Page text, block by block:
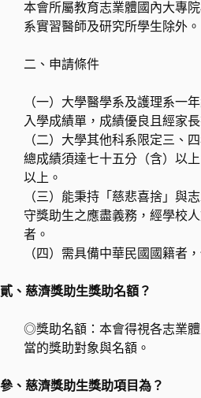
本會所屬教育志業體國內大專
系實習醫師及研究所學生除外。
二、申請條件
（一）大學醫學系及護理系一
入學成績單，成績優良且經家
（二）大學其他科系限定三、
總成績須達七十五分（含）以
以上。
（三）能秉持「慈悲喜捨」與
守獎助生之應盡義務，經學校
者。
（四）需具備中華民國國籍者
貳、慈濟獎助生獎助名額？
◎獎助名額：本會得視各志業
當的獎助對象與名額。
參、慈濟獎助生獎助項目為？